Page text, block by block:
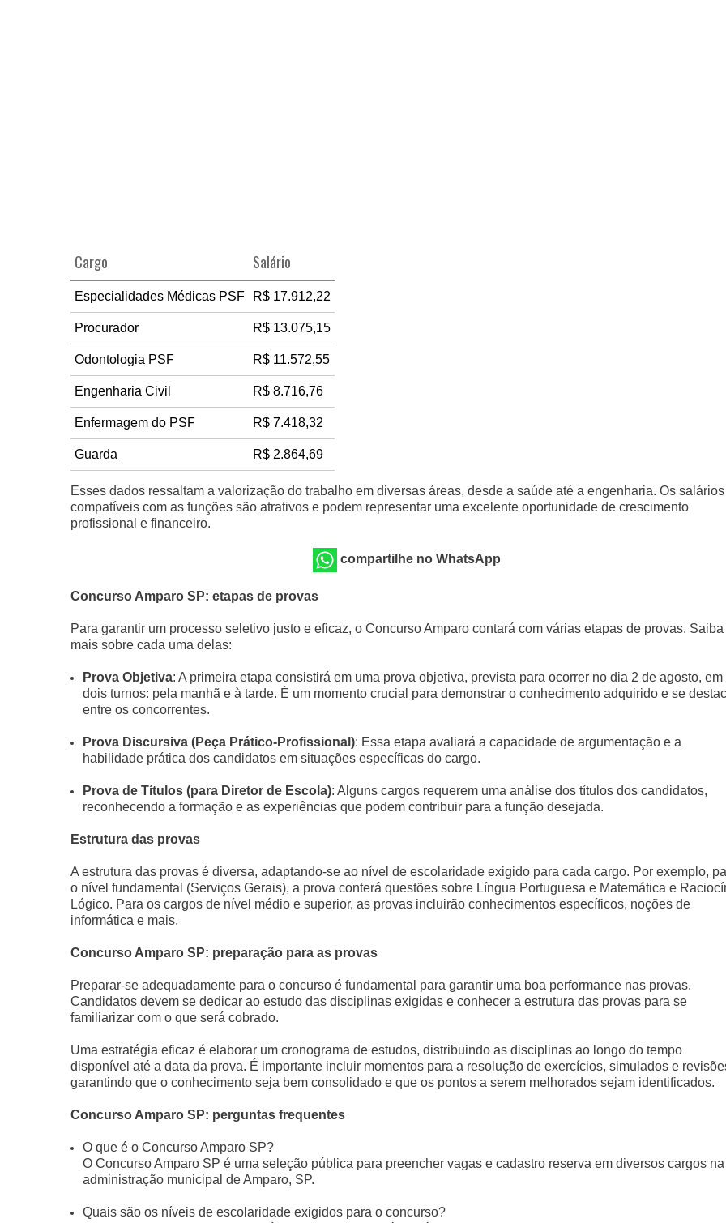
Cargo Salário
Especialidades Médicas PSF R$ 17.912,22
Procurador R$ 13.075,15
Odontologia PSF R$ 11.572,55
Engenharia Civil R$ 8.716,76
Enfermagem do PSF R$ 7.418,32
Guarda R$ 2.864,69
Esses dados ressaltam a valorização do trabalho em diversas áreas, desde a saúde até a engenharia. Os salários
compatíveis com as funções são atrativos e podem representar uma excelente oportunidade de crescimento
profissional e financeiro.
compartilhe no WhatsApp
Concurso Amparo SP: etapas de provas
Para garantir um processo seletivo justo e eficaz, o Concurso Amparo contará com várias etapas de provas. Saiba
mais sobre cada uma delas:
Prova Objetiva: A primeira etapa consistirá em uma prova objetiva, prevista para ocorrer no dia 2 de agosto, em
dois turnos: pela manhã e à tarde. É um momento crucial para demonstrar o conhecimento adquirido e se
entre os concorrentes.
Prova Discursiva (Peça Prático-Profissional): Essa etapa avaliará a capacidade de argumentação e a
habilidade prática dos candidatos em situações específicas do cargo.
Prova de Títulos (para Diretor de Escola): Alguns cargos requerem uma análise dos títulos dos candidatos,
reconhecendo a formação e as experiências que podem contribuir para a função desejada.
Estrutura das provas
A estrutura das provas é diversa, adaptando-se ao nível de escolaridade exigido para cada cargo. Por exemplo,
o nível fundamental (Serviços Gerais), a prova conterá questões sobre Língua Portuguesa e Matemática e
Lógico. Para os cargos de nível médio e superior, as provas incluirão conhecimentos específicos, noções de
informática e mais.
Concurso Amparo SP: preparação para as provas
Preparar-se adequadamente para o concurso é fundamental para garantir uma boa performance nas provas.
Candidatos devem se dedicar ao estudo das disciplinas exigidas e conhecer a estrutura das provas para se
familiarizar com o que será cobrado.
Uma estratégia eficaz é elaborar um cronograma de estudos, distribuindo as disciplinas ao longo do tempo
disponível até a data da prova. É importante incluir momentos para a resolução de exercícios, simulados e
garantindo que o conhecimento seja bem consolidado e que os pontos a serem melhorados sejam identificados.
Concurso Amparo SP: perguntas frequentes
O que é o Concurso Amparo SP?
O Concurso Amparo SP é uma seleção pública para preencher vagas e cadastro reserva em diversos cargos na
administração municipal de Amparo, SP.
Quais são os níveis de escolaridade exigidos para o concurso?